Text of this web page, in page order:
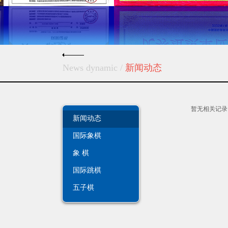
News dynamic / 新闻动态
暂无相关记
新闻动态
国际象棋
象 棋
国际跳棋
五子棋